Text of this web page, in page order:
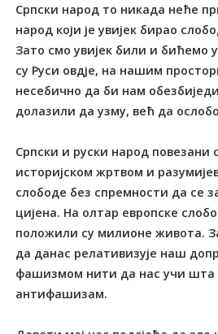
Српски народ то никада неће
народ који је увијек бирао
Зато смо увијек били и бићемо
су Руси овдје, на нашим
несебично да би нам
долазили да узму, већ да
Српски и руски народ повезани
историјском жртвом и
слободе без спремности да се
цијена. На олтар европске
положили су милионе живота.
да данас релативизује наш
фашизмом нити да нас учи шта
антифашизам.